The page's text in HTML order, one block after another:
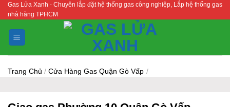
Bỏ
qua
nội
dung
Gas Lửa Xanh - Chuyên lắp đặt hệ thống gas công nghiệp, Lắp hệ thống gas
nhà hàng TPHCM
Trang Chủ / Cửa Hàng Gas Quận Gò Vấp /